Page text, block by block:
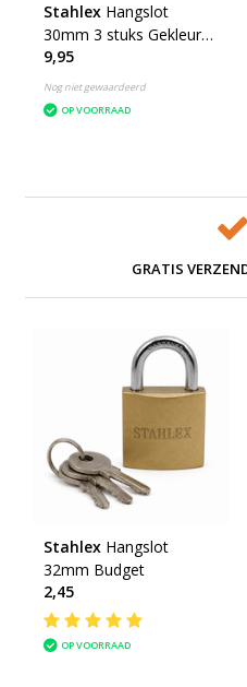
Stahlex Hangslot
30mm 3 stuks Gekleurd
Budget Gelijksluitend
9,95
Nog niet gewaardeerd
OP VOORRAAD
GRATIS
Stahlex Hangslot
32mm Budget
2,45
OP VOORRAAD